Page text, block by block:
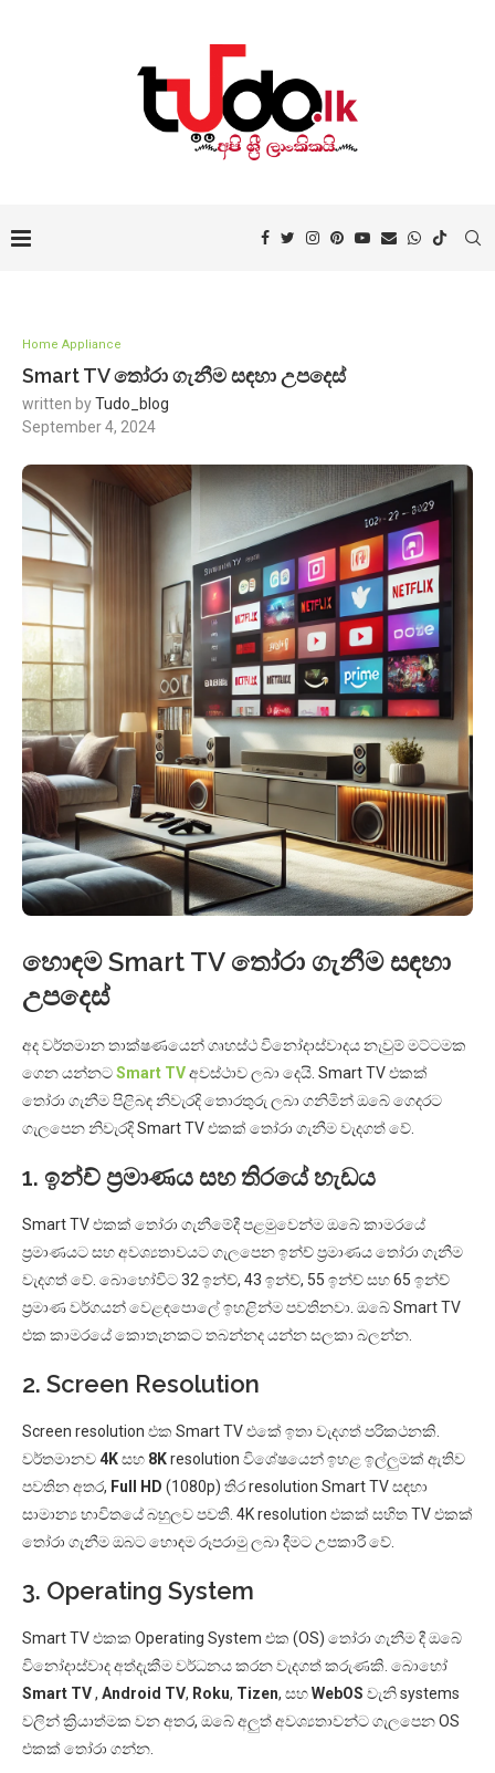
Home Appliance
Smart TV තෝරා ගැනීම සඳහා උපදෙස්
written byTudo_blog
September 4, 2024
හොඳම Smart TV තෝරා ගැනීම සඳහා
උපදෙස්
අද වර්තමාන තාක්ෂණයෙන් ගෘහස්ථ විනෝදාස්වාදය නැවුම් මට්ටමක
ගෙන යන්නටSmart TVඅවස්ථාව ලබා දෙයි. Smart TV එකක්
තෝරා ගැනීම පිළිබඳ නිවැරදි තොරතුරු ලබා ගනිමින් ඔබේ ගෙදරට
ගැලපෙන නිවැරදි Smart TV එකක් තෝරා ගැනීම වැදගත් වේ.
1. ඉන්ච් ප්‍රමාණය සහ තිරයේ හැඩය
Smart TV එකක් තෝරා ගැනීමේදී පළමුවෙන්ම ඔබේ කාමරයේ
ප්‍රමාණයට සහ අවශ්‍යතාවයට ගැලපෙන ඉන්ච් ප්‍රමාණය තෝරා ගැනීම
වැදගත් වේ. බොහෝවිට 32 ඉන්ච්, 43 ඉන්ච්, 55 ඉන්ච් සහ 65 ඉන්ච්
ප්‍රමාණ වර්ගයන් වෙළඳපොලේ ඉහළින්ම පවතිනවා. ඔබේ Smart TV
එක කාමරයේ කොතැනකට තබන්නද යන්න සලකා බලන්න.
2. Screen Resolution
Screen resolution එක Smart TV එකේ ඉතා වැදගත් පරිකථනකි.
වර්තමානව4Kසහ 8Kresolution විශේෂයෙන් ඉහළ ඉල්ලුමක් ඇතිව
පවතින අතර, Full HD (1080p) තිර resolution Smart TV සඳහා
සාමාන්‍ය භාවිතයේ බහුලව පවතී. 4K resolution එකක් සහිත TV එකක්
තෝරා ගැනීම ඔබට හොඳම රූපරාමු ලබා දීමට උපකාරී වේ.
3. Operating System
Smart TV එකක Operating System එක (OS) තෝරා ගැනීම දී ඔබේ
විනෝදාස්වාද අත්දැකීම වර්ධනය කරන වැදගත් කරුණකි. බොහෝ
Smart TV, Android TV, Roku, Tizen, සහWebOS වැනි systems
වලින් ක්‍රියාත්මක වන අතර, ඔබේ අලුත් අවශ්‍යතාවන්ට ගැලපෙන OS
එකක් තෝරා ගන්න.